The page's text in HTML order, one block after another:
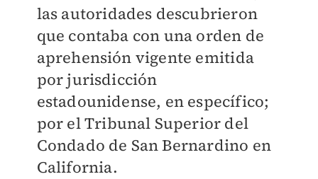
las autoridades descubrieron
que contaba con una orden de
aprehensión vigente emitida
por jurisdicción
estadounidense, en específico;
por el Tribunal Superior del
Condado de San Bernardino en
California.